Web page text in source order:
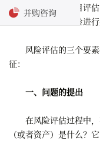
并购咨询
免损失。在进行项目评
以全面地对项目风险进行
风险评估的三个要素
征：
一、问题的提出
在风险评估过程中，
（或者资产）是什么？